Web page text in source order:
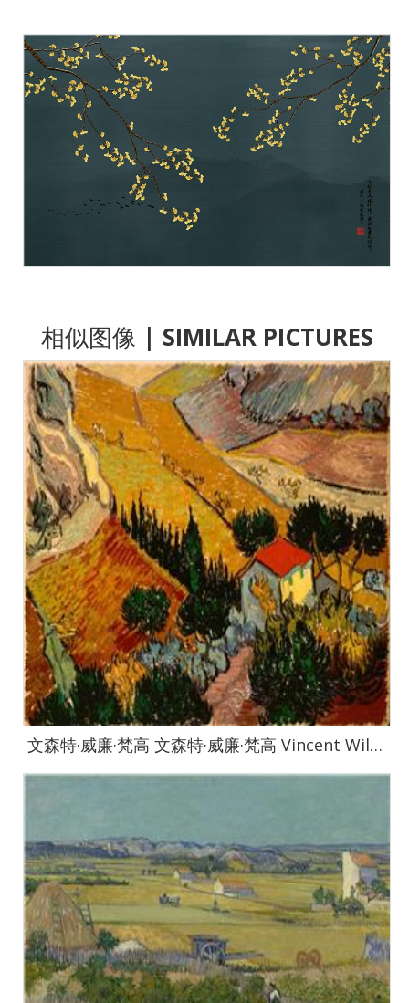
相似图像 | SIMILAR PICTURES
文森特·威廉·梵高 文森特·威廉·梵高 Vincent Willem van Gogh-Gogh,-Vincent-van-Landscape-with-House-and-Ploughman-125